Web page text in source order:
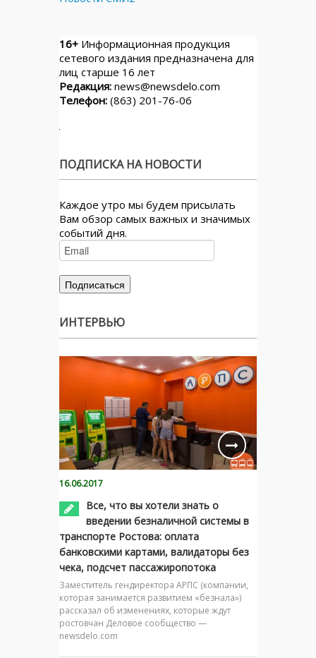
16+ Информационная продукция
сетевого издания предназначена для
лиц старше 16 лет
Редакция: news@newsdelo.com
Телефон: (863) 201-76-06
ПОДПИСКА НА НОВОСТИ
Каждое утро мы будем присылать
Вам обзор самых важных и значимых
событий дня.
ИНТЕРВЬЮ
16.06.2017
Все, что вы хотели знать о
введении безналичной системы в
транспорте Ростова: оплата
банковскими картами, валидаторы без
чека, подсчет пассажиропотока
Заместитель гендиректора АРПС (компании,
которая занимается развитием «безнала»)
рассказал об изменениях, которые ждут
ростовчан Деловое сообщество —
newsdelo.com